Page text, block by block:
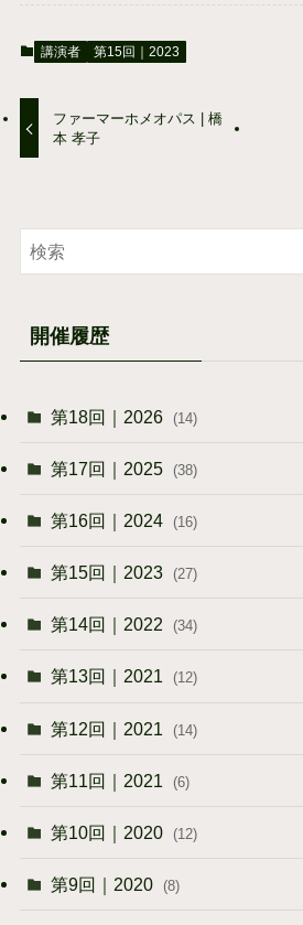
講演者 第15回｜2023
ファーマーホメオパス | 橋
本 孝子
開催履歴
第18回｜2026 (14)
第17回｜2025 (38)
第16回｜2024 (16)
第15回｜2023 (27)
第14回｜2022 (34)
第13回｜2021 (12)
第12回｜2021 (14)
第11回｜2021 (6)
第10回｜2020 (12)
第9回｜2020 (8)